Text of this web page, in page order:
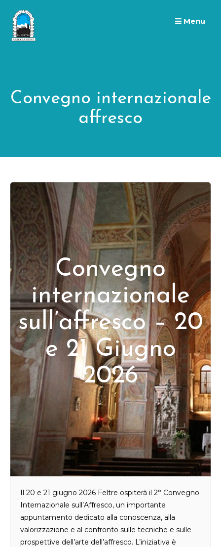
content
Menu
Convegno internazionale
affresco
Convegno
internazionale
sull’affresco – 20
e 21 Giugno
2026
Il 20 e 21 giugno 2026 Feltre ospiterà il 2° Convegno
Internazionale sull’Affresco, un importante
appuntamento dedicato alla conoscenza, alla
valorizzazione e al confronto sulle tecniche e sulle
prospettive dell’arte dell’affresco. L’iniziativa è